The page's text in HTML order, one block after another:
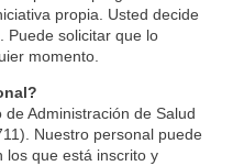
propia. Usted decide
Puede solicitar que lo
momento.
Administración de Salud
Nuestro personal puede
los que está inscrito y